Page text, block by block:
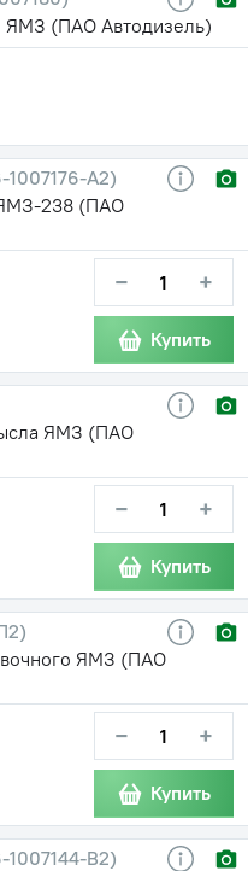
ЯМЗ (ПАО Автодизель)
1007176-А2)
238 (ПАО
− +
Купить
ЯМЗ (ПАО
− +
Купить
ЯМЗ (ПАО
− +
Купить
1007144-В2)